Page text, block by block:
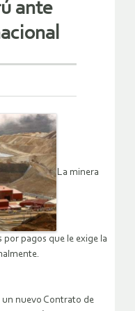
ante
La minera
por pagos que le exige la
nuevo Contrato de